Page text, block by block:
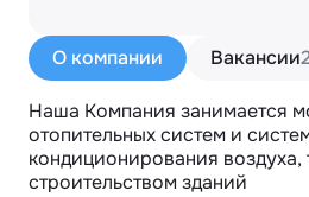
О компании Вакансии
Наша Компания занимается
отопительных систем и
кондиционирования воздуха,
строительством зданий